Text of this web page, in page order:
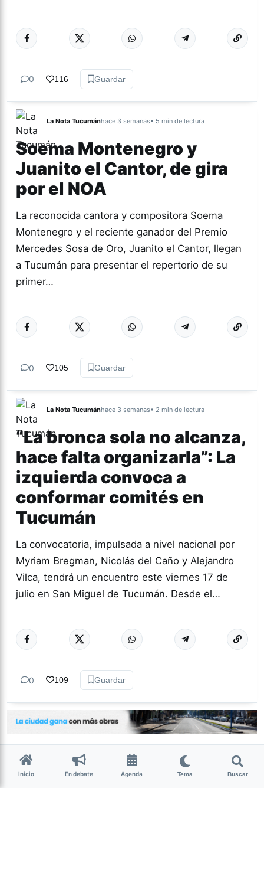
GÉNERO Y
DIVERSIDAD
Más
0 116 Guardar
La Nota Tucumánhace 3 semanas• 5 min de lectura
Soema Montenegro y
Juanito el Cantor, de gira
por el NOA
La reconocida cantora y compositora Soema
Montenegro y el reciente ganador del Premio
Mercedes Sosa de Oro, Juanito el Cantor, llegan
a Tucumán para presentar el repertorio de su
primer…
CULTURA Más
0 105 Guardar
La Nota Tucumánhace 3 semanas• 2 min de lectura
“La bronca sola no alcanza,
hace falta organizarla”: La
izquierda convoca a
conformar comités en
Tucumán
La convocatoria, impulsada a nivel nacional por
Myriam Bregman, Nicolás del Caño y Alejandro
Vilca, tendrá un encuentro este viernes 17 de
julio en San Miguel de Tucumán. Desde el…
TUCUMÁN Más
0 109 Guardar
Inicio En debate Agenda Tema Buscar